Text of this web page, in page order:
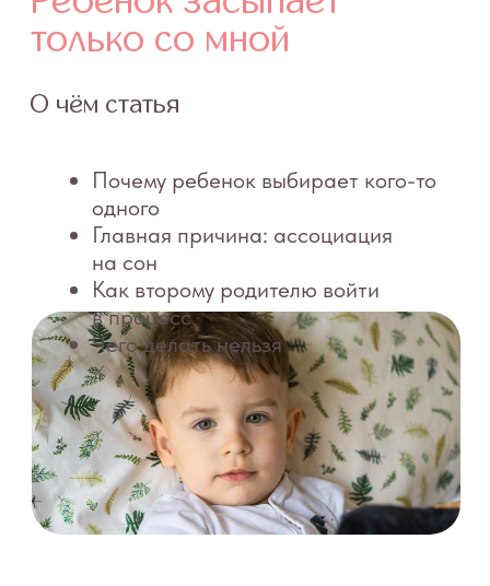
Почему ребенок выбирает кого-то
на сон
Чего делать нельзя